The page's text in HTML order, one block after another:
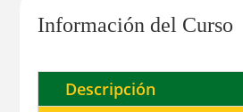
Información del Curso
Descripción